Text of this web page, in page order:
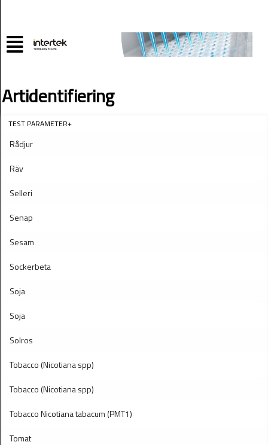
Artidentifiering
TEST PARAMETER+
Rådjur
Räv
Selleri
Senap
Sesam
Sockerbeta
Soja
Soja
Solros
Tobacco (Nicotiana spp)
Tobacco (Nicotiana spp)
Tobacco Nicotiana tabacum (PMT1)
Tomat